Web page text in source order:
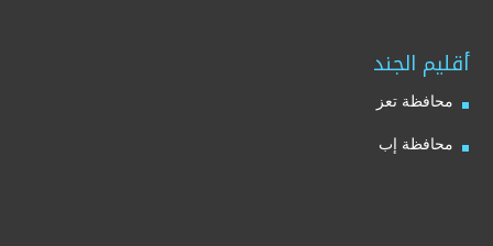
أقليم الجند
محافظة تعز
محافظة إب